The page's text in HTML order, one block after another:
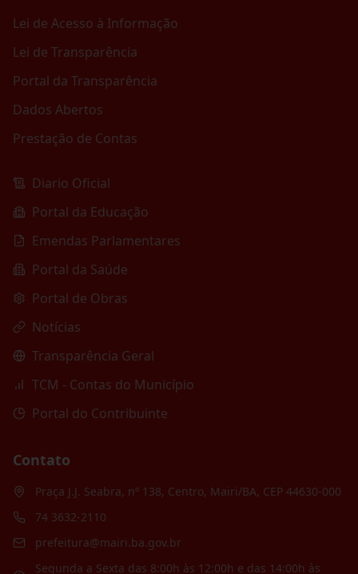
Lei de Acesso à Informação
Lei de Transparência
Portal da Transparência
Dados Abertos
Prestação de Contas
Diario Oficial
Portal da Educação
Emendas Parlamentares
Portal da Saúde
Portal de Obras
Notícias
Transparência Geral
TCM - Contas do Município
Portal do Contribuinte
Contato
Praça J.J. Seabra, nº 138, Centro, Mairi/BA, CEP 44630-000
74 3632-2110
prefeitura@mairi.ba.gov.br
Segunda a Sexta das 8:00h às 12:00h e das 14:00h às